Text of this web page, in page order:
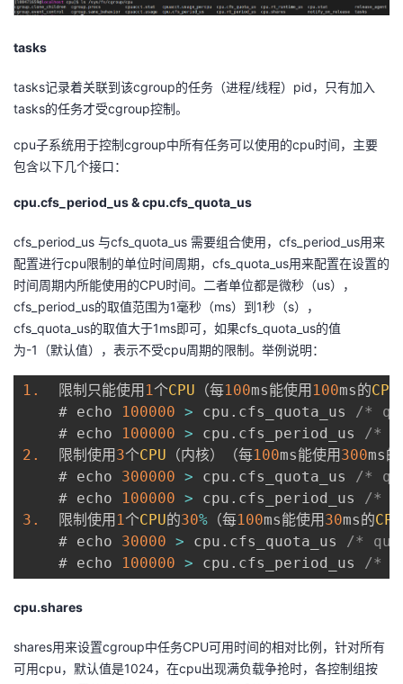
tasks
tasks记录着关联到该cgroup的任务（进程/线程）pid，只有加入
tasks的任务才受cgroup控制。
cpu子系统用于控制cgroup中所有任务可以使用的cpu时间，主要
包含以下几个接口：
cpu.cfs_period_us & cpu.cfs_quota_us
cfs_period_us 与cfs_quota_us 需要组合使用，cfs_period_us用来
配置进行cpu限制的单位时间周期，cfs_quota_us用来配置在设置的
时间周期内所能使用的CPU时间。二者单位都是微秒（us），
cfs_period_us的取值范围为1毫秒（ms）到1秒（s），
cfs_quota_us的取值大于1ms即可，如果cfs_quota_us的值
为-1（默认值），表示不受cpu周期的限制。举例说明：
1.
  限制只能使用
1个CPU （每100ms能使用 100ms的CPU
    # echo
100000 > cpu . cfs_quota_us /*
    # echo
100000 > cpu . cfs_period_us /*
2.
  限制使用
3个CPU （内核）（每100ms能使用 300ms的
    # echo
300000 > cpu . cfs_quota_us /*
    # echo
100000 > cpu . cfs_period_us /*
3.
  限制使用
1个CPU的30% （每100ms能使用 30ms的CPU
    # echo
30000 > cpu . cfs_quota_us /*
    # echo
100000 > cpu . cfs_period_us /*
cpu.shares
shares用来设置cgroup中任务CPU可用时间的相对比例，针对所有
可用cpu，默认值是1024，在cpu出现满负载争抢时，各控制组按